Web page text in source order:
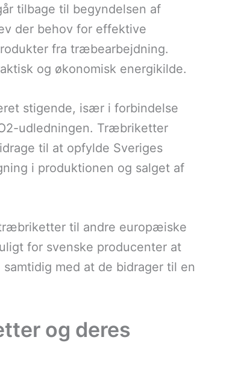
tilbage til begyndelsen af
der behov for effektive
fra træbearbejdning.
og økonomisk energikilde.
stigende, især i forbindelse
udledningen. Træbriketter
til at opfylde Sveriges
i produktionen og salget af
til andre europæiske
for svenske producenter at
med at de bidrager til en
og deres